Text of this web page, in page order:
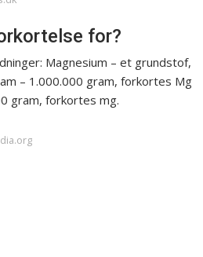
for?
Magnesium – et grundstof,
– 1.000.000 gram, forkortes Mg
gram, forkortes mg.